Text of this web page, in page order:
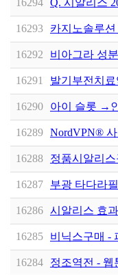
16294 Q. 시알리스
16293 카지노솔루
16292 비아그라 성
16291 발기부전치
16290 아이 슬롯 →
16289 NordVPN®
16288 정품시알리
16287 부광 타다라
16286 시알리스 효
16285 비닉스구매 -
16284 정조역전 - 웹